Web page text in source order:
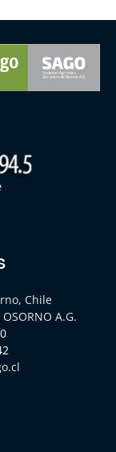
Chile
OSORNO A.G.